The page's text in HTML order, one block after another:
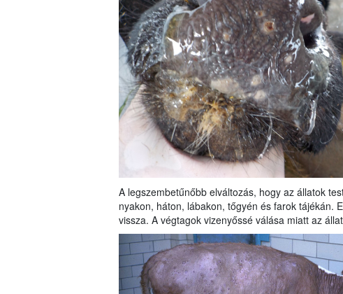
A legszembetűnőbb elváltozás, hogy az állatok
nyakon, háton, lábakon, tőgyén és farok tájékán.
vissza. A végtagok vizenyőssé válása miatt az